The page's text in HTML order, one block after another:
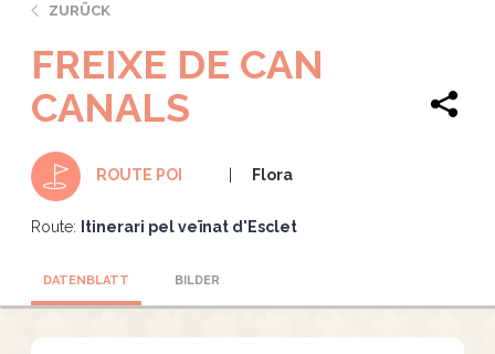
ZURÜCK
FREIXE DE CAN
CANALS
ROUTE POI Flora
Route: Itinerari pel veïnat d'Esclet
DATENBLATT BILDER